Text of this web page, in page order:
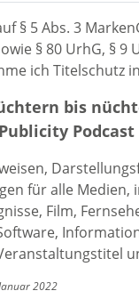
§ 5 Abs. 3
§ 80 UrhG, § 9
ich Titelschutz
bis
Publicity Podcast
für alle Medien,
Film,
2022